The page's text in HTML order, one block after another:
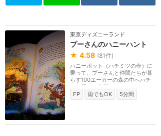
東京ディズニーランド
プーさんのハニーハント
★ 4.58 (81件)
ハニーポット（ハチミツの壺）に
乗って、プーさんと仲間たちが暮
らす100エーカーの森の中へハチ
ミツ探しに出発！！...
FP
雨でもOK 5分間